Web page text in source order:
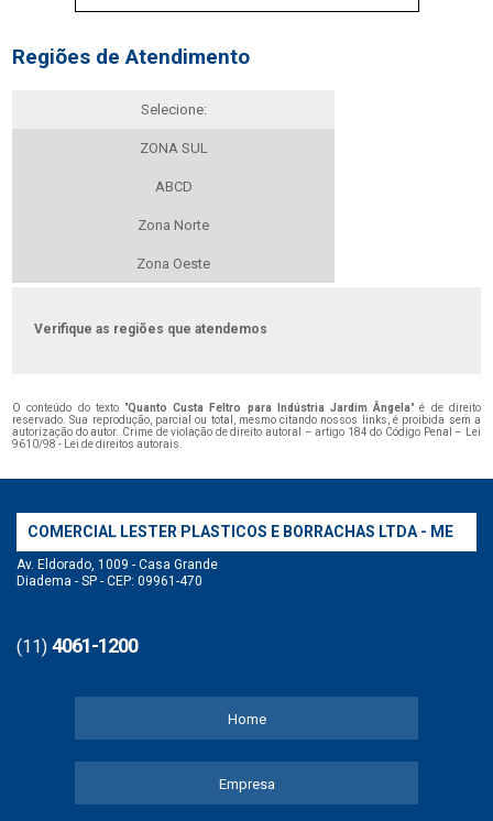
Regiões de Atendimento
Selecione:
ZONA SUL
ABCD
Zona Norte
Zona Oeste
Verifique as regiões que atendemos
O conteúdo do texto "Quanto Custa Feltro para Indústria Jardim Ângela" é de direito
reservado. Sua reprodução, parcial ou total, mesmo citando nossos links, é proibida sem a
autorização do autor. Crime de violação de direito autoral – artigo 184 do Código Penal –
Lei
9610/98 - Lei de direitos autorais
COMERCIAL LESTER PLASTICOS E BORRACHAS LTDA - ME
Av. Eldorado, 1009 - Casa Grande
Diadema - SP - CEP: 09961-470
(11) 4061-1200
Home
Empresa